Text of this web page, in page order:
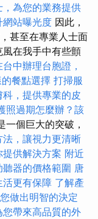
，為您的業務提供
網站曝光度 因此，
甚至在專業人士面
在我手中有些顫
中辦理台胞證，
餐點選擇 打掃服
科，提供專業的皮
照過期怎麼辦？該
一個巨大的突破，
，讓視力更清晰
供解決方案 附近
器的價格範圍 唐
活更有保障 了解產
做出明智的決定
帶來高品質的外